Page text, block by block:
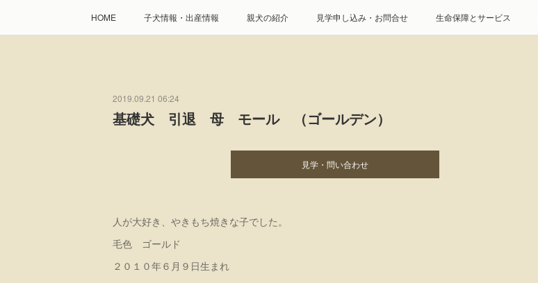
HOME 子犬情報・出産情報 親犬の紹介 見学申し込み・お問合せ 生命保障とサービス
2019.09.21 06:24
基礎犬 引退 母 モール （ゴールデン）
見学・問い合わせ
人が大好き、やきもち焼きな子でした。
毛色 ゴールド
２０１０年６月９日生まれ